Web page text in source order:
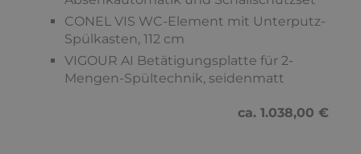
CONEL VIS WC-Element mit Unterputz-
Spülkasten, 112 cm
VIGOUR AI Betätigungsplatte für 2-
Mengen-Spültechnik, seidenmatt
ca. 1.038,00 €